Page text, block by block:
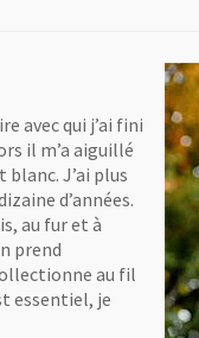
avec qui j’ai fini
il m’a aiguillé
J’ai plus
d’années.
au fur et à
prend
au fil
essentiel, je